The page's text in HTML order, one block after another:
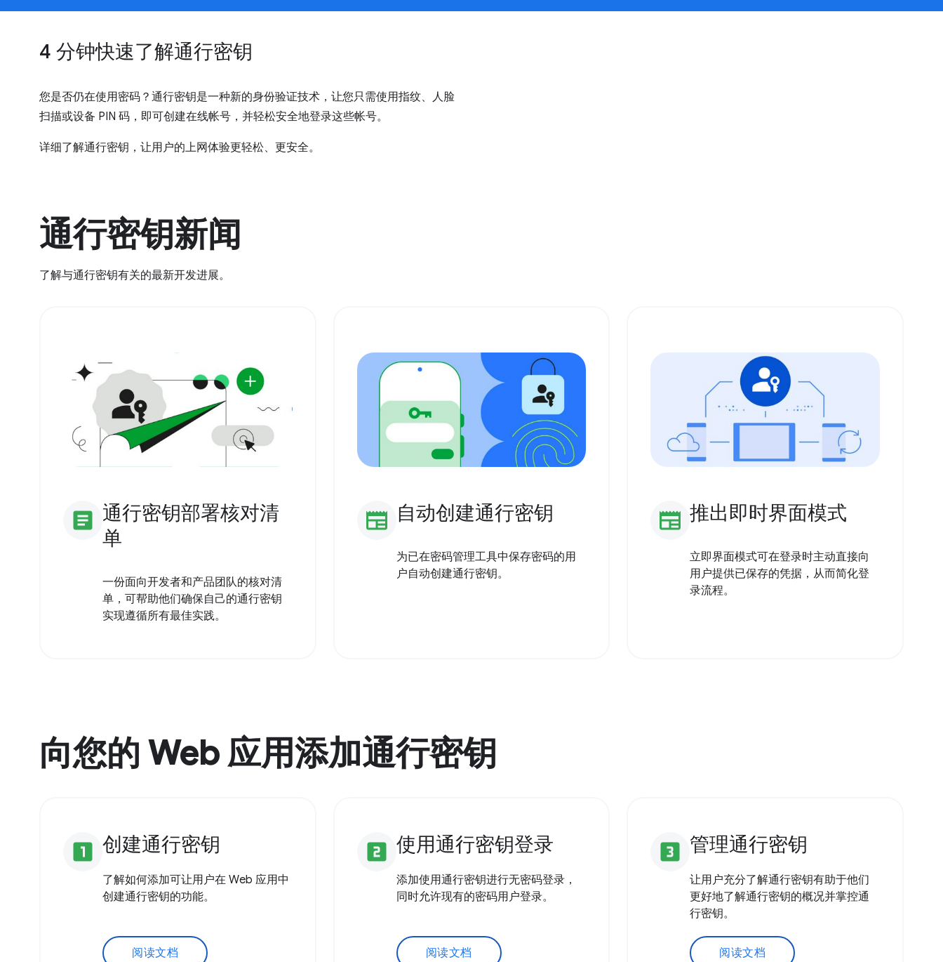
4 分钟快速了解通行密钥
您是否仍在使用密码？通行密钥是一种新的身份验证技术，让您只需使用指纹、人脸
扫描或设备 PIN 码，即可创建在线帐号，并轻松安全地登录这些帐号。
详细了解通行密钥，让用户的上网体验更轻松、更安全。
通行密钥新闻
了解与通行密钥有关的最新开发进展。
article 通行密钥部署核对清
单
一份面向开发者和产品团队的核对清
单，可帮助他们确保自己的通行密钥
实现遵循所有最佳实践。
newspaper 自动创建通行密钥
为已在密码管理工具中保存密码的用
户自动创建通行密钥。
newspaper 推出即时界面模式
立即界面模式可在登录时主动直接向
用户提供已保存的凭据，从而简化登
录流程。
向您的 Web 应用添加通行密钥
looks_one 创建通行密钥
了解如何添加可让用户在 Web 应用中
创建通行密钥的功能。
阅读文档
looks_two 使用通行密钥登录
添加使用通行密钥进行无密码登录，
同时允许现有的密码用户登录。
阅读文档
looks_3 管理通行密钥
让用户充分了解通行密钥有助于他们
更好地了解通行密钥的概况并掌控通
行密钥。
阅读文档